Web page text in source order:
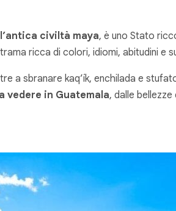
civiltà maya, è uno Stato
ricca di colori, idiomi, abitudini e
a sbranare kaq’ík, enchilada e
vedere in Guatemala, dalle